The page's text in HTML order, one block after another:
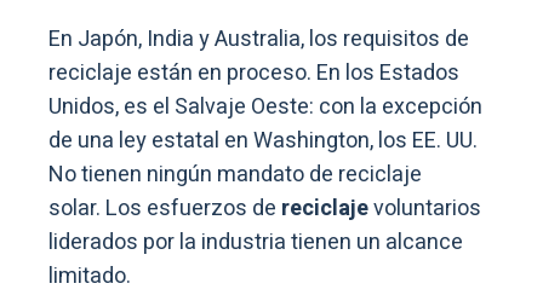
En Japón, India y Australia, los requisitos de
reciclaje están en proceso. En los Estados
Unidos, es el Salvaje Oeste: con la excepción
de una ley estatal en Washington, los EE. UU.
No tienen ningún mandato de reciclaje
solar. Los esfuerzos de reciclajevoluntarios
liderados por la industria tienen un alcance
limitado.